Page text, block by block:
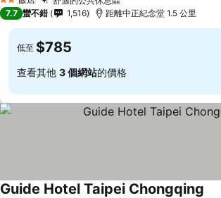
2 星級
7.7 蠻不錯 1,516 距離中正紀念堂 1.5 公里
低至 $785
查看其他 3 個網站的價格
Guide Hotel Taipei Chongqing